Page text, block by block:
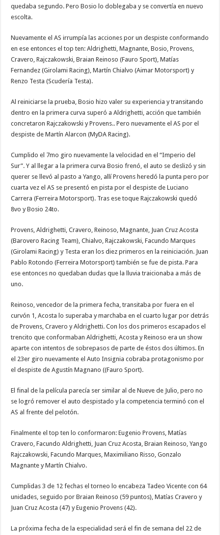
quedaba segundo. Pero Bosio lo doblegaba y se convertía en nuevo
escolta.
Nuevamente el AS irrumpía las acciones por un despiste conformando
en ese entonces el top ten: Aldrighetti, Magnante, Bosio, Provens,
Cravero, Rajczakowski, Braian Reinoso (Fauro Sport), Matías
Fernandez (Girolami Racing), Martín Chialvo (Aimar Motorsport) y
Renzo Testa (Scudería Testa).
Al reiniciarse la prueba, Bosio hizo valer su experiencia y transitando
dentro en la primera curva superó a Aldrighetti, acción que también
concretaron Rajczakowski y Provens.. Pero nuevamente el AS por el
despiste de Martín Alarcon (MyDA Racing).
Cumplido el 7mo giro nuevamente la velocidad en el “Imperio del
Sur”. Y al llegar a la primera curva Bosio frenó, el auto se deslizó y sin
querer se llevó al pasto a Yango, allí Provens heredó la punta pero por
cuarta vez el AS se presentó en pista por el despiste de Luciano
Carrera (Ferreira Motorsport). Tras ese toque Rajczakowski quedó
8vo y Bosio 24to.
Provens, Aldrighetti, Cravero, Reinoso, Magnante, Juan Cruz Acosta
(Barovero Racing Team), Chialvo, Rajczakowski, Facundo Marques
(Girolami Racing) y Testa eran los diez primeros en la reiniciación. Juan
Pablo Rotondo (Ferreira Motorsport) también se fue de pista. Para
ese entonces no quedaban dudas que la lluvia traicionaba a más de
uno.
Reinoso, vencedor de la primera fecha, transitaba por fuera en el
curvón 1, Acosta lo superaba y marchaba en el cuarto lugar por detrás
de Provens, Cravero y Aldrighetti. Con los dos primeros escapados el
trencito que conformaban Aldrighetti, Acosta y Reinoso era un show
aparte con intentos de sobrepasos de parte de éstos dos últimos. En
el 23er giro nuevamente el Auto Insignia cobraba protagonismo por
el despiste de Agustín Magnano ((Fauro Sport).
El final de la película parecía ser similar al de Nueve de Julio, pero no
se logró remover el auto despistado y la competencia terminó con el
AS al frente del pelotón.
Finalmente el top ten lo conformaron: Eugenio Provens, Matías
Cravero, Facundo Aldrighetti, Juan Cruz Acosta, Braian Reinoso, Yango
Rajczakowski, Facundo Marques, Maximiliano Risso, Gonzalo
Magnante y Martín Chialvo.
Cumplidas 3 de 12 fechas el torneo lo encabeza Tadeo Vicente con 64
unidades, seguido por Braian Reinoso (59 puntos), Matías Cravero y
Juan Cruz Acosta (47) y Eugenio Provens (42).
La próxima fecha de la especialidad será el fin de semana del 22 de